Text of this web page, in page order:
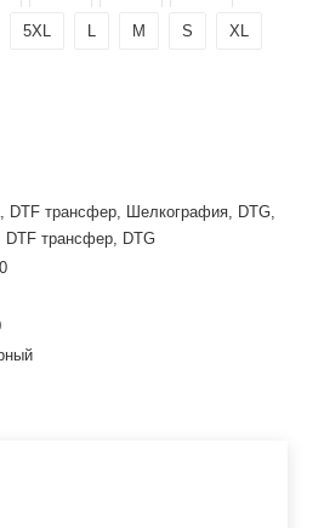
5XL L M S XL
DTF трансфер, Шелкография, DTG,
трансфер, DTG